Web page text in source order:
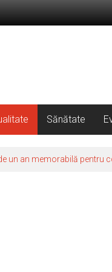
Sănătate
un an memorabilă pentru